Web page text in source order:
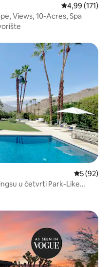
Prosječna
4,99 (171)
Views, 10-Acres, Spa
Prosječna
5 (92)
u četvrti Park-Like